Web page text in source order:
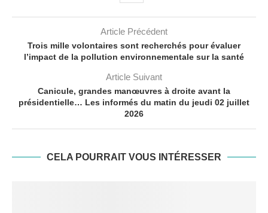
Article Précédent
Trois mille volontaires sont recherchés pour évaluer
l’impact de la pollution environnementale sur la santé
Article Suivant
Canicule, grandes manœuvres à droite avant la
présidentielle… Les informés du matin du jeudi 02 juillet
2026
CELA POURRAIT VOUS INTÉRESSER